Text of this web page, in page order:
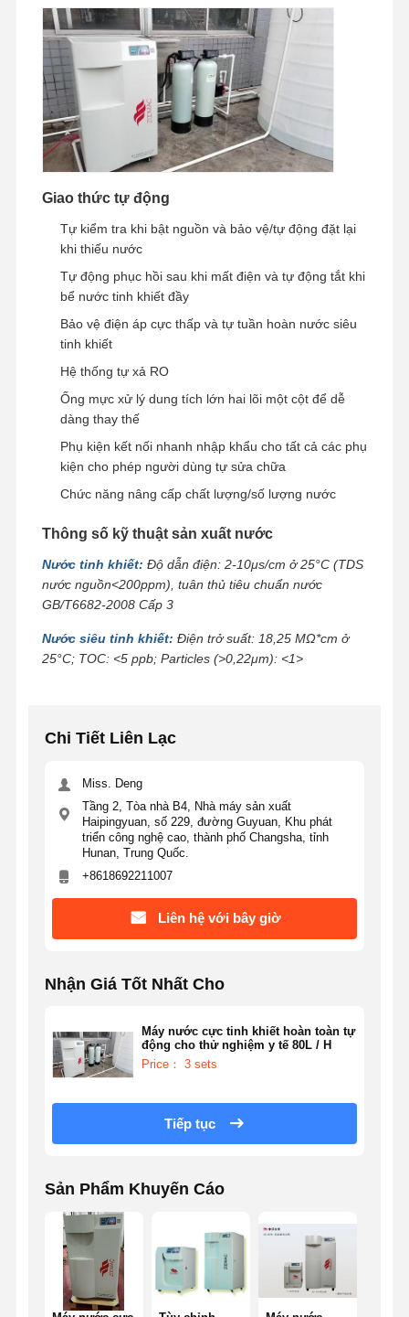
hệ thống lọc nước siêu tinh khiết
Thiết bị nước siêu tinh khiết
Hệ thống lọc nước siêu tinh khiết
Hệ Thống Nước RO Siêu Tinh Khiết
Hệ thống lọc nước công nghiệp
Máy nước khử ion
Các sản phẩm tiêu thụ tinh khiết nước
Phụ kiện hệ thống lọc nước
Giao thức tự động
Tự kiểm tra khi bật nguồn và bảo vệ/tự động đặt lại
khi thiếu nước
Tự động phục hồi sau khi mất điện và tự động tắt khi
bể nước tinh khiết đầy
Bảo vệ điện áp cực thấp và tự tuần hoàn nước siêu
tinh khiết
Hệ thống tự xả RO
Ống mực xử lý dung tích lớn hai lõi một cột để dễ
dàng thay thế
Phụ kiện kết nối nhanh nhập khẩu cho tất cả các phụ
kiện cho phép người dùng tự sửa chữa
Chức năng nâng cấp chất lượng/số lượng nước
Thông số kỹ thuật sản xuất nước
Nước tinh khiết: Độ dẫn điện: 2-10μs/cm ở 25°C (TDS
nước nguồn<200ppm), tuân thủ tiêu chuẩn nước
GB/T6682-2008 Cấp 3
Nước siêu tinh khiết: Điện trở suất: 18,25 MΩ*cm ở
25°C; TOC: <5 ppb; Particles (>0,22μm): <1>
Chi Tiết Liên Lạc
Miss. Deng
Tầng 2, Tòa nhà B4, Nhà máy sản xuất
Haipingyuan, số 229, đường Guyuan, Khu phát
triển công nghệ cao, thành phố Changsha, tỉnh
Hunan, Trung Quốc.
+8618692211007
Liên hệ với bây giờ
Nhận Giá Tốt Nhất Cho
Máy nước cực tinh khiết hoàn toàn tự
động cho thử nghiệm y tế 80L / H
Price： 3 sets
Tiếp tục
Sản Phẩm Khuyến Cáo